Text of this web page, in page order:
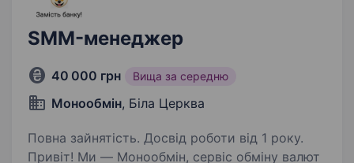
SMM-менеджер
40 000 грн Вища за середню
Монообмін, Біла Церква
Повна зайнятість. Досвід роботи від 1 року.
Привіт! Ми — Монообмін, сервіс обміну валют